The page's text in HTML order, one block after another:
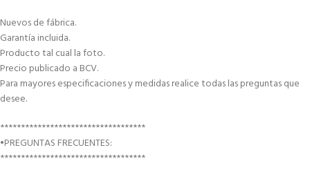
Nuevos de fábrica.
Garantía incluida.
Producto tal cual la foto.
Precio publicado a BCV.
Para mayores especificaciones y medidas realice todas las preguntas que
desee.
***********************************
•PREGUNTAS FRECUENTES:
***********************************